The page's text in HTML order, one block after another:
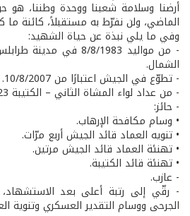
أرضنا وسلامة شعبنا ووحدة وطننا،
الماضي، ولن نفرّط به مستقبلاً، كائنة
وفي ما يلي نبذة عن حياة الشهيد:
- من مواليد 8/8/1983 في
الشمال.
- تطوّع في الجيش اعتبارًا من 10/8/2007.
- من عداد لواء المشاة الثاني – الكتيبة 23.
- حائز:
• وسام مكافحة الإرهاب.
• تنويه العماد قائد الجيش أربع مرّات.
• تهنئة العماد قائد الجيش مرتين.
• تهنئة قائد الكتيبة.
- عازب.
- رقّي إلى رتبة أعلى بعد
الجرحى ووسام التقدير العسكري وتنوية